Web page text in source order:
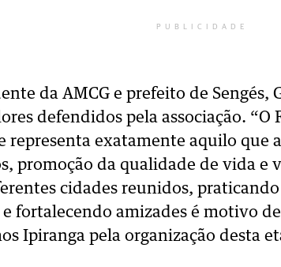
PUBLICIDADE
da AMCG e prefeito de Sengés,
defendidos pela associação. “O
representa exatamente aquilo que
promoção da qualidade de vida e
cidades reunidos,
fortalecendo amizades é motivo
Ipiranga pela organização desta